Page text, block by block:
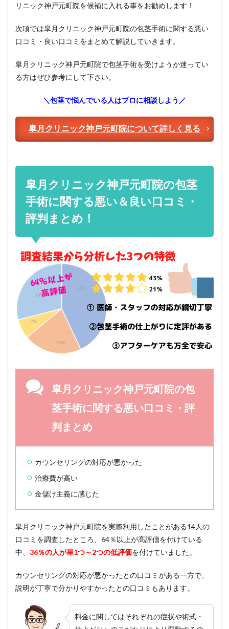
皐月
クリ
ニッ
戸元
町院
の包
コ
ミ・
14
ら徹
底調
査！
5
クリ
ク神
町院
を人
気の
較！
6
皐月
戸元
町院
皐月
ニッ
ク神
町院
容と
料金
につ
いて
皐月
クリ
ク神
戸元
町院
リニック神戸元町院を候補に入れる事をお勧めします！
次項では皐月クリニック神戸元町院の包茎手術に関する悪い
口コミ・良い口コミをまとめて解説していきます。
皐月クリニック神戸元町院で包茎手術を受けようか迷ってい
る方はぜひ参考にして下さい。
＼包茎で悩んでいる人はプロに相談しよう／
皐月クリニック神戸元町院について詳しく見る
皐月クリニック神戸元町院の包茎
手術に関する悪い＆良い口コミ・
評判まとめ！
皐月クリニック神戸元町院の包
茎手術に関する悪い口コミ・評
判まとめ
カウンセリングの対応が悪かった
治療費が高い
金儲け主義に感じた
皐月クリニック神戸元町院を実際利用したことがある14人の
口コミを調査したところ、64％以上が高評価を付けている
中、 36％の人が星1つ～2つの低評価を付けていました。
カウンセリングの対応が悪かったとの口コミがある一方で、
説明が丁寧で分かりやすかったとの口コミもあります。
料金に関してはそれぞれの症状や術式・